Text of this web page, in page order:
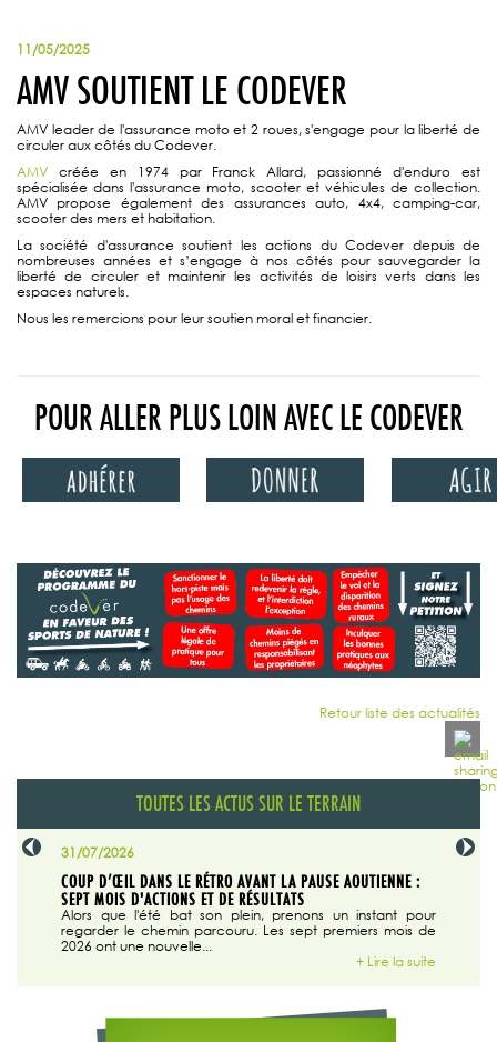
11/05/2025
AMV SOUTIENT LE CODEVER
AMV leader de l'assurance moto et 2 roues, s'engage pour la liberté de
circuler aux côtés du Codever.
AMV créée en 1974 par Franck Allard, passionné d'enduro est
spécialisée dans l'assurance moto, scooter et véhicules de collection.
AMV propose également des assurances auto, 4x4, camping-car,
scooter des mers et habitation.
La société d'assurance soutient les actions du Codever depuis de
nombreuses années et s’engage à nos côtés pour sauvegarder la
liberté de circuler et maintenir les activités de loisirs verts dans les
espaces naturels.
Nous les remercions pour leur soutien moral et financier.
POUR ALLER PLUS LOIN AVEC LE CODEVER
Retour liste des actualités
TOUTES LES ACTUS SUR LE TERRAIN
31/07/2026
COUP D’ŒIL DANS LE RÉTRO AVANT LA PAUSE AOUTIENNE :
SEPT MOIS D'ACTIONS ET DE RÉSULTATS
Alors que l'été bat son plein, prenons un instant pour
regarder le chemin parcouru. Les sept premiers mois de
2026 ont une nouvelle...
+ Lire la suite
29/07/